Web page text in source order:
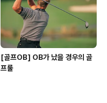
[골프OB] OB가 났을 경우의 골
프룰